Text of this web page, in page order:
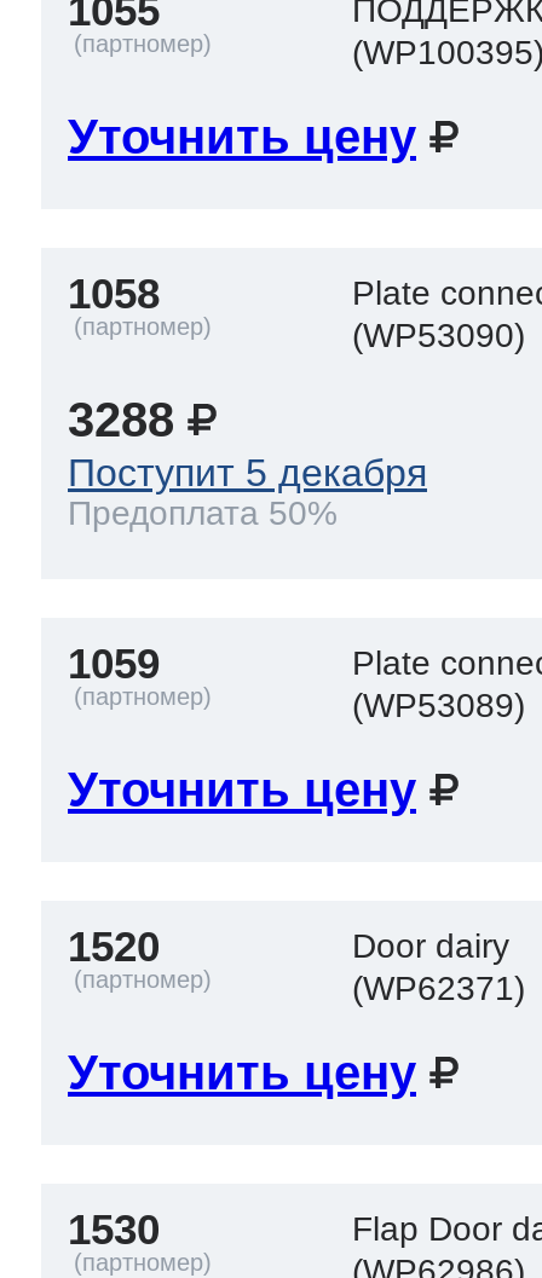
1055
Уточнить цену
1058
Plate
(WP53090)
3288
Поступит 5 декабря
Предоплата 50%
1059
Plate
(WP53089)
Уточнить цену
1520
Door dairy
(WP62371)
Уточнить цену
1530
Flap Door